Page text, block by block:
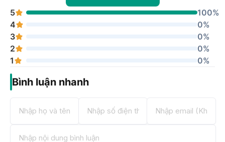
5
100%
4
0%
3
0%
2
0%
1
0%
Bình luận nhanh